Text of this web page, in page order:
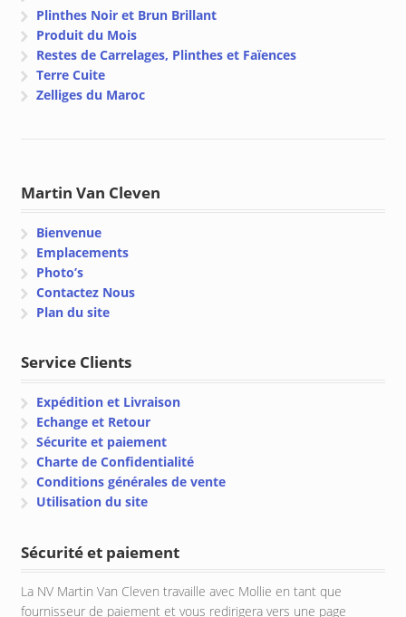
Plinthes Noir et Brun Brillant
Produit du Mois
Restes de Carrelages, Plinthes et Faïences
Terre Cuite
Zelliges du Maroc
Martin Van Cleven
Bienvenue
Emplacements
Photo’s
Contactez Nous
Plan du site
Service Clients
Expédition et Livraison
Echange et Retour
Sécurite et paiement
Charte de Confidentialité
Conditions générales de vente
Utilisation du site
Sécurité et paiement
La NV Martin Van Cleven travaille avec Mollie en tant que
fournisseur de paiement et vous redirigera vers une page